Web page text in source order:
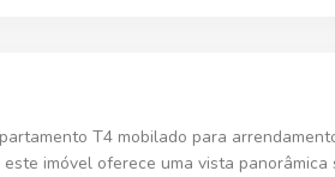
T4 mobilado para
este imóvel oferece uma vista panorâmica